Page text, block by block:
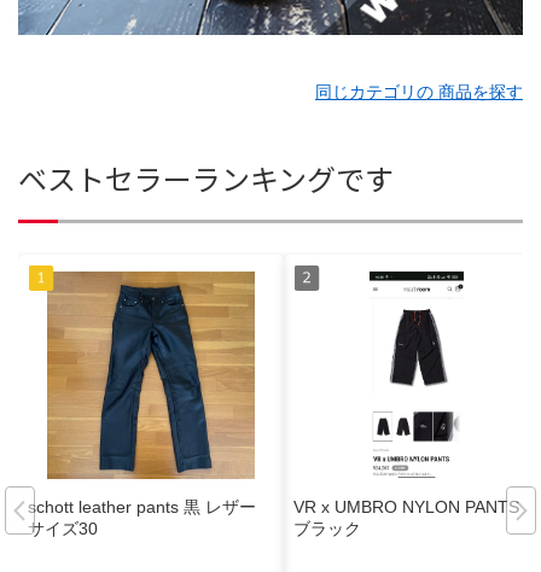
同じカテゴリの 商品を探す
ベストセラーランキングです
schott leather pants 黒 レザー
サイズ30
VR x UMBRO NYLON PANTS
ブラック